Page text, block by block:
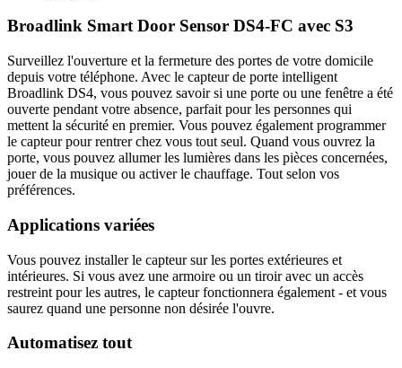
Broadlink Smart Door Sensor DS4-FC avec S3
Surveillez l'ouverture et la fermeture des portes de votre domicile
depuis votre téléphone. Avec le capteur de porte intelligent
Broadlink DS4, vous pouvez savoir si une porte ou une fenêtre a été
ouverte pendant votre absence, parfait pour les personnes qui
mettent la sécurité en premier. Vous pouvez également programmer
le capteur pour rentrer chez vous tout seul. Quand vous ouvrez la
porte, vous pouvez allumer les lumières dans les pièces concernées,
jouer de la musique ou activer le chauffage. Tout selon vos
préférences.
Applications variées
Vous pouvez installer le capteur sur les portes extérieures et
intérieures. Si vous avez une armoire ou un tiroir avec un accès
restreint pour les autres, le capteur fonctionnera également - et vous
saurez quand une personne non désirée l'ouvre.
Automatisez tout